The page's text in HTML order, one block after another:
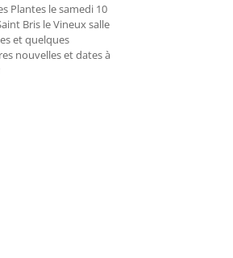
Plantes le samedi 10
Bris le Vineux salle
et quelques
nouvelles et dates à